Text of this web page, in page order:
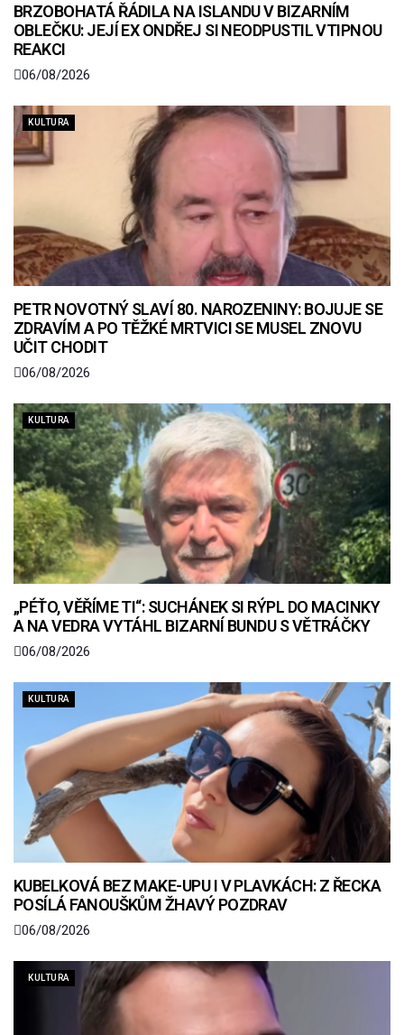
BRZOBOHATÁ ŘÁDILA NA ISLANDU V BIZARNÍM
OBLEČKU: JEJÍ EX ONDŘEJ SI NEODPUSTIL VTIPNOU
REAKCI
06/08/2026
KULTURA
PETR NOVOTNÝ SLAVÍ 80. NAROZENINY: BOJUJE SE
ZDRAVÍM A PO TĚŽKÉ MRTVICI SE MUSEL ZNOVU
UČIT CHODIT
06/08/2026
KULTURA
„PÉŤO, VĚŘÍME TI“: SUCHÁNEK SI RÝPL DO MACINKY
A NA VEDRA VYTÁHL BIZARNÍ BUNDU S VĚTRÁČKY
06/08/2026
KULTURA
KUBELKOVÁ BEZ MAKE-UPU I V PLAVKÁCH: Z ŘECKA
POSÍLÁ FANOUŠKŮM ŽHAVÝ POZDRAV
06/08/2026
KULTURA